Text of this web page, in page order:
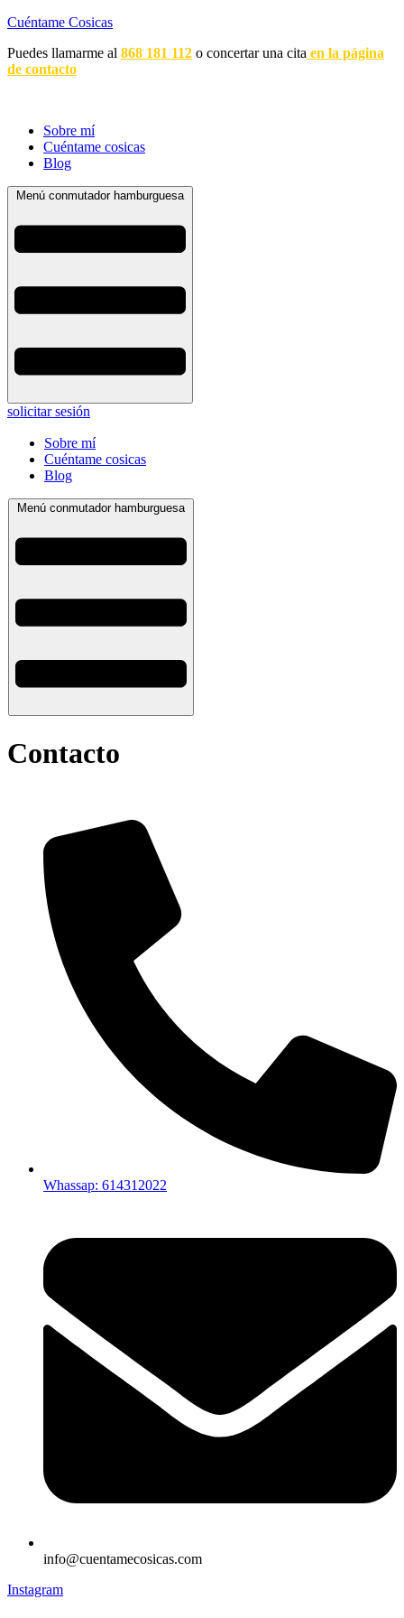
Cuéntame Cosicas
Puedes llamarme al 868 181 112 o concertar una cita en la página
de contacto
Sobre mí
Cuéntame cosicas
Blog
Menú conmutador hamburguesa
solicitar sesión
Sobre mí
Cuéntame cosicas
Blog
Menú conmutador hamburguesa
Contacto
Whassap: 614312022
info@cuentamecosicas.com
Instagram